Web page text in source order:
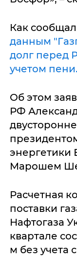
Как
данным
долг перед
учетом пени.
Об этом
РФ
энергетики
Марошем
Расчетная
поставки
Нафтогаза
квартале
м без учета